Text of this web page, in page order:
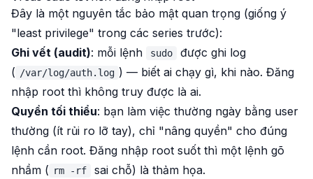
Đây là một nguyên tắc bảo mật quan trọng (giống ý
"least privilege" trong các series trước):
Ghi vết (audit): mỗi lệnh sudo
được ghi log
( /var/log/auth.log ) — biết ai chạy gì, khi nào. Đăng
nhập root thì không truy được là ai.
Quyền tối thiểu: bạn làm việc thường ngày bằng user
thường (ít rủi ro lỡ tay), chỉ "nâng quyền" cho đúng
lệnh cần root. Đăng nhập root suốt thì một lệnh gõ
nhầm ( rm -rf
sai chỗ) là thảm họa.